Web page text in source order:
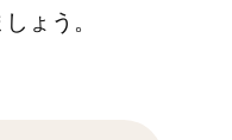
ょう。